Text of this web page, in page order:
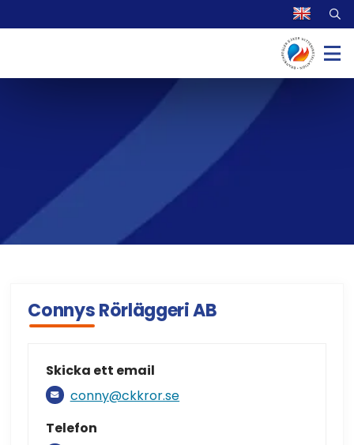
Connys Rörläggeri AB
Skicka ett email
conny@ckkror.se
Telefon